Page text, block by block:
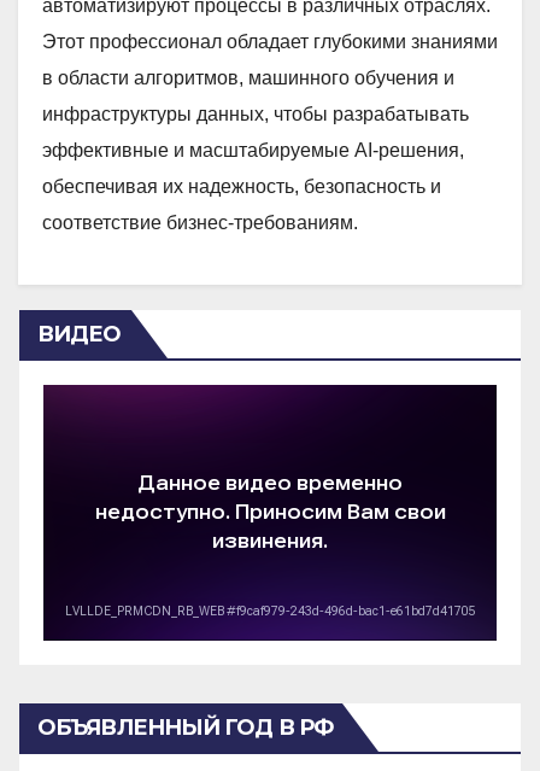
автоматизируют процессы в различных отраслях.
Этот профессионал обладает глубокими знаниями
в области алгоритмов, машинного обучения и
инфраструктуры данных, чтобы разрабатывать
эффективные и масштабируемые AI-решения,
обеспечивая их надежность, безопасность и
соответствие бизнес-требованиям.
ВИДЕО
ОБЪЯВЛЕННЫЙ ГОД В РФ